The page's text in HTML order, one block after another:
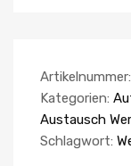
Artikelnummer:
Kategorien:
Austausch
Schlagwort: